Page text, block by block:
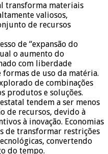
transforma materiais
valiosos,
de recursos
de “expansão do
o aumento do
com liberdade
de uso da matéria.
de combinações
produtos e soluções.
tendem a ser menos
de recursos, devido à
à inovação. Economias
de transformar restrições
convertendo
do tempo.